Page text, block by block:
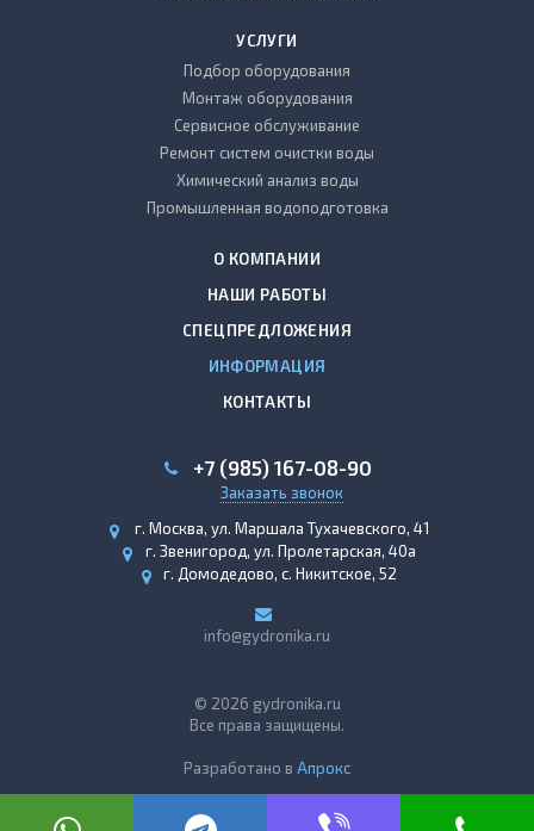
© 2026 gydronika.ru
Все права защищены.
Разработано в Апрокс
УСЛУГИ
Подбор оборудования
Монтаж оборудования
Сервисное обслуживание
Ремонт систем очистки воды
Химический анализ воды
Промышленная водоподготовка
О КОМПАНИИ
НАШИ РАБОТЫ
СПЕЦПРЕДЛОЖЕНИЯ
ИНФОРМАЦИЯ
КОНТАКТЫ
+7 (985) 167-08-90
Заказать звонок
г. Москва, ул. Маршала Тухачевского, 41
г. Звенигород, ул. Пролетарская, 40а
г. Домодедово, с. Никитское, 52
info@gydronika.ru